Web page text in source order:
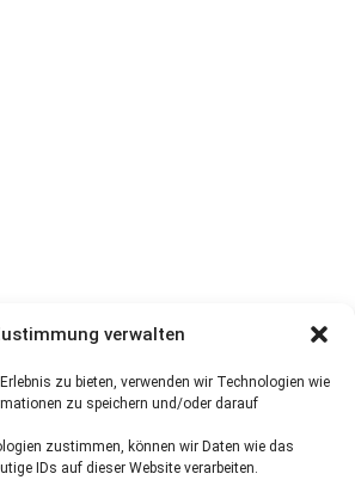
verwalten
zu bieten, verwenden wir Technologien wie
zu speichern und/oder darauf
zustimmen, können wir Daten wie das
IDs auf dieser Website verarbeiten.